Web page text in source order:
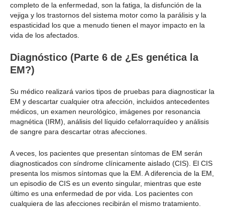
completo de la enfermedad, son la fatiga, la disfunción de la
vejiga y los trastornos del sistema motor como la parálisis y la
espasticidad los que a menudo tienen el mayor impacto en la
vida de los afectados.
Diagnóstico (Parte 6 de ¿Es genética la
EM?)
Su médico realizará varios tipos de pruebas para diagnosticar la
EM y descartar cualquier otra afección, incluidos antecedentes
médicos, un examen neurológico, imágenes por resonancia
magnética (IRM), análisis del líquido cefalorraquídeo y análisis
de sangre para descartar otras afecciones.
A veces, los pacientes que presentan síntomas de EM serán
diagnosticados con síndrome clínicamente aislado (CIS). El CIS
presenta los mismos síntomas que la EM. A diferencia de la EM,
un episodio de CIS es un evento singular, mientras que este
último es una enfermedad de por vida. Los pacientes con
cualquiera de las afecciones recibirán el mismo tratamiento.